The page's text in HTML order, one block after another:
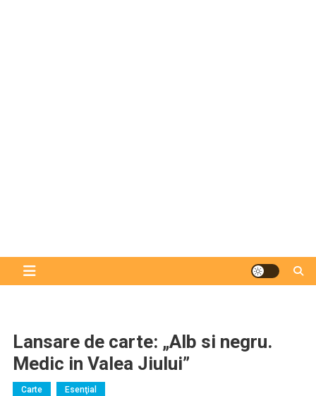
Lansare de carte: „Alb si negru.
Medic in Valea Jiului”
Carte Esenţial